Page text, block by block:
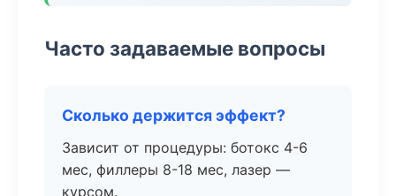
Часто задаваемые вопросы
Сколько держится эффект?
Зависит от процедуры: ботокс 4-6
мес, филлеры 8-18 мес, лазер —
курсом.